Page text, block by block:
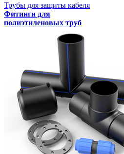
Трубы для защиты кабеля
Фитинги для
полиэтиленовых труб